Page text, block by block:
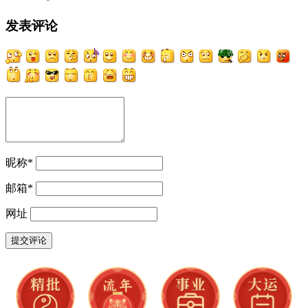
发表评论
昵称*
邮箱*
网址